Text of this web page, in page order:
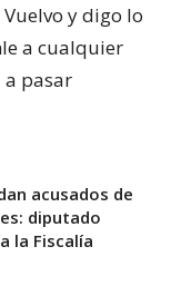
y digo lo
a cualquier
a pasar
acusados de
diputado
la Fiscalía